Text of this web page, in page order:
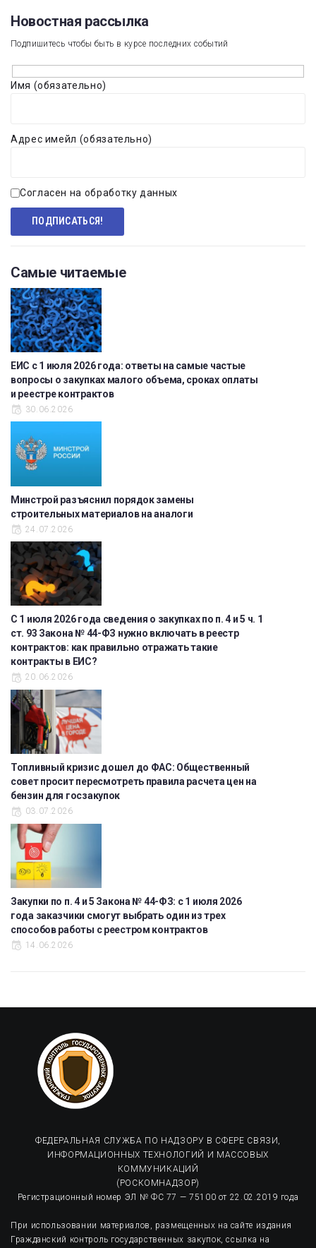
Новостная рассылка​
Подпишитесь чтобы быть в курсе последних событий
Имя (обязательно)
Адрес имейл (обязательно)
Согласен на обработку данных
Самые читаемые
ЕИС с 1 июля 2026 года: ответы на самые частые
вопросы о закупках малого объема, сроках оплаты
и реестре контрактов
30.06.2026
Минстрой разъяснил порядок замены
строительных материалов на аналоги
24.07.2026
С 1 июля 2026 года сведения о закупках по п. 4 и 5 ч. 1
ст. 93 Закона № 44-ФЗ нужно включать в реестр
контрактов: как правильно отражать такие
контракты в ЕИС?
20.06.2026
Топливный кризис дошел до ФАС: Общественный
совет просит пересмотреть правила расчета цен на
бензин для госзакупок
03.07.2026
Закупки по п. 4 и 5 Закона № 44-ФЗ: с 1 июля 2026
года заказчики смогут выбрать один из трех
способов работы с реестром контрактов
14.06.2026
ФЕДЕРАЛЬНАЯ СЛУЖБА ПО НАДЗОРУ В СФЕРЕ СВЯЗИ,
ИНФОРМАЦИОННЫХ ТЕХНОЛОГИЙ И МАССОВЫХ
КОММУНИКАЦИЙ
(РОСКОМНАДЗОР)
Регистрационный номер ЭЛ № ФС 77 — 75100 от 22.02.2019 года
При использовании материалов, размещенных на сайте издания
Гражданский контроль государственных закупок, ссылка на